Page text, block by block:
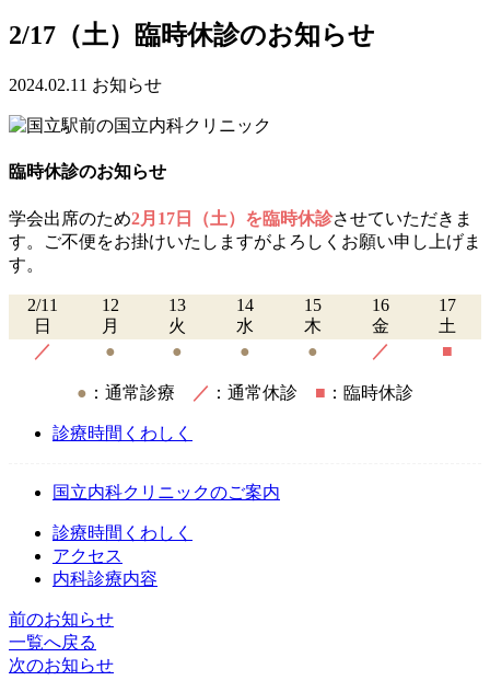
2/17（土）臨時休診のお知らせ
2024.02.11 お知らせ
臨時休診のお知らせ
学会出席のため2月17日（土）を臨時休診させていただきま
す。ご不便をお掛けいたしますがよろしくお願い申し上げま
す。
2/11
日
12
月
13
火
14
水
15
木
16
金
17
土
／
● ● ● ● ／ ■
● ：通常診療 ／ ：通常休診 ■ ：臨時休診
診療時間くわしく
国立内科クリニックのご案内
診療時間くわしく
アクセス
内科診療内容
前のお知らせ
一覧へ戻る
次のお知らせ